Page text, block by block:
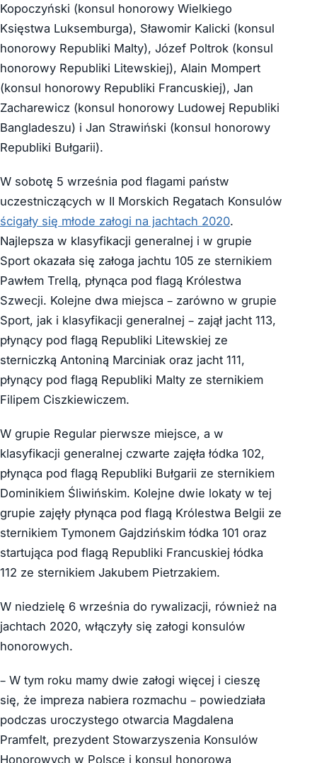
Kopoczyński (konsul honorowy Wielkiego
Księstwa Luksemburga), Sławomir Kalicki (konsul
honorowy Republiki Malty), Józef Poltrok (konsul
honorowy Republiki Litewskiej), Alain Mompert
(konsul honorowy Republiki Francuskiej), Jan
Zacharewicz (konsul honorowy Ludowej Republiki
Bangladeszu) i Jan Strawiński (konsul honorowy
Republiki Bułgarii).
W sobotę 5 września pod flagami państw
uczestniczących w II Morskich Regatach Konsulów
ścigały się młode załogi na jachtach 2020.
Najlepsza w klasyfikacji generalnej i w grupie
Sport okazała się załoga jachtu 105 ze sternikiem
Pawłem Trellą, płynąca pod flagą Królestwa
Szwecji. Kolejne dwa miejsca – zarówno w grupie
Sport, jak i klasyfikacji generalnej – zajął jacht 113,
płynący pod flagą Republiki Litewskiej ze
sterniczką Antoniną Marciniak oraz jacht 111,
płynący pod flagą Republiki Malty ze sternikiem
Filipem Ciszkiewiczem.
W grupie Regular pierwsze miejsce, a w
klasyfikacji generalnej czwarte zajęła łódka 102,
płynąca pod flagą Republiki Bułgarii ze sternikiem
Dominikiem Śliwińskim. Kolejne dwie lokaty w tej
grupie zajęły płynąca pod flagą Królestwa Belgii ze
sternikiem Tymonem Gajdzińskim łódka 101 oraz
startująca pod flagą Republiki Francuskiej łódka
112 ze sternikiem Jakubem Pietrzakiem.
W niedzielę 6 września do rywalizacji, również na
jachtach 2020, włączyły się załogi konsulów
honorowych.
– W tym roku mamy dwie załogi więcej i cieszę
się, że impreza nabiera rozmachu – powiedziała
podczas uroczystego otwarcia Magdalena
Pramfelt, prezydent Stowarzyszenia Konsulów
Honorowych w Polsce i konsul honorowa